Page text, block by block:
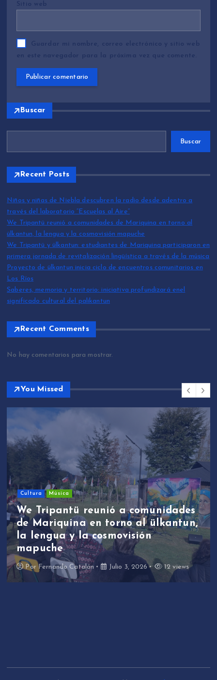
Sitio web
Guardar mi nombre, correo electrónico y sitio web
en este navegador para la próxima vez que comente.
Buscar
Buscar
Recent Posts
Niños y niñas de Niebla descubren la radio desde adentro a
través del laboratorio “Escuelas al Aire”
We Tripantü reunió a comunidades de Mariquina en torno al
ülkantun, la lengua y la cosmovisión mapuche
We Tripantü y ülkantun: estudiantes de Mariquina participaron en
primera jornada de revitalización lingüística a través de la música
Proyecto de ülkantun inicia ciclo de encuentros comunitarios en
Los Ríos
Saberes, memoria y territorio: iniciativa profundizará enel
significado cultural del palikantun
Recent Comments
No hay comentarios para mostrar.
You Missed
Sin categoría
We Tripantü y ülkantun:
estudiantes de Mariquina
participaron en primera jornada
de revitalización lingüística a
través de la música
PorFernando Catalán Junio 17, 2026 11 views